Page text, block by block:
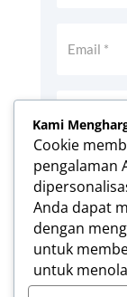
pada
berikutnya.
Kirim
Kami
Cookie
pengalaman
Anda dapat
dengan
untuk
untuk